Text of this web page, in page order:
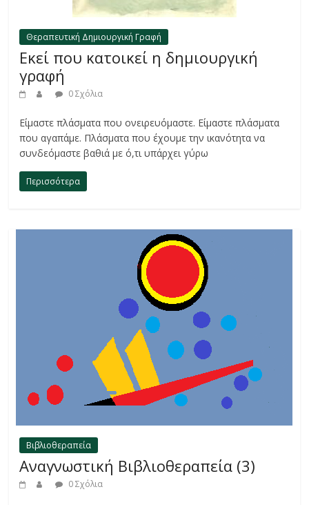
Θεραπευτική Δημιουργική Γραφή
Εκεί που κατοικεί η δημιουργική
γραφή
0 Σχόλια
Είμαστε πλάσματα που ονειρευόμαστε. Είμαστε πλάσματα
που αγαπάμε. Πλάσματα που έχουμε την ικανότητα να
συνδεόμαστε βαθιά με ό,τι υπάρχει γύρω
Περισσότερα
Βιβλιοθεραπεία
Αναγνωστική Βιβλιοθεραπεία (3)
0 Σχόλια